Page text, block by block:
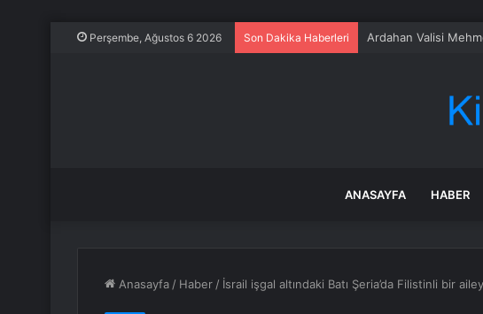
Perşembe, Ağustos 6 2026 Son Dakika Haberleri Ardahan Valisi
ANASAYFA HABER
Anasayfa / Haber / İsrail işgal altındaki Batı Şeria’da Filistinli bir